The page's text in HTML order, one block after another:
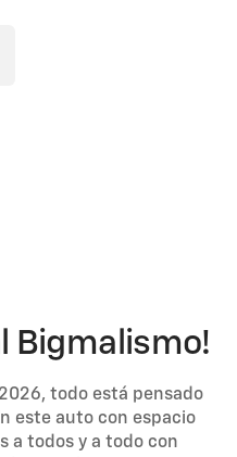
Bigmalismo!
todo está pensado
este auto con espacio
a todos y a todo con